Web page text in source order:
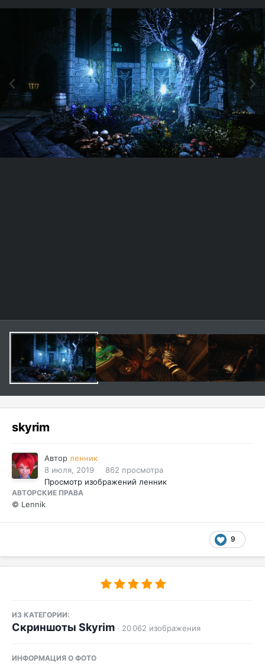
skyrim
Автор ленник
8 июля, 2019
862 просмотра
Просмотр изображений ленник
АВТОРСКИЕ ПРАВА
© Lennik
9
ИЗ КАТЕГОРИИ:
Скриншоты Skyrim · 20 062 изображения
ИНФОРМАЦИЯ О ФОТО